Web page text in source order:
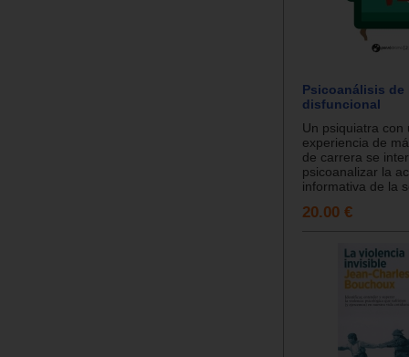
Psicoanálisis de
disfuncional
Un psiquiatra con
experiencia de
de carrera se
psicoanalizar la
informativa de la
20.00 €